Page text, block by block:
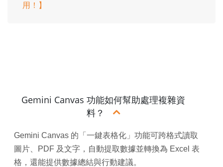
用！】
Gemini Canvas 功能如何幫助處理複雜資
料？
Gemini Canvas 的「一鍵表格化」功能可跨格式讀取
圖片、PDF 及文字，自動提取數據並轉換為 Excel 表
格，還能提供數據總結與行動建議。